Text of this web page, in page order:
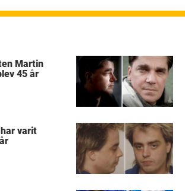
Martin
är död – blev 45 år
varit